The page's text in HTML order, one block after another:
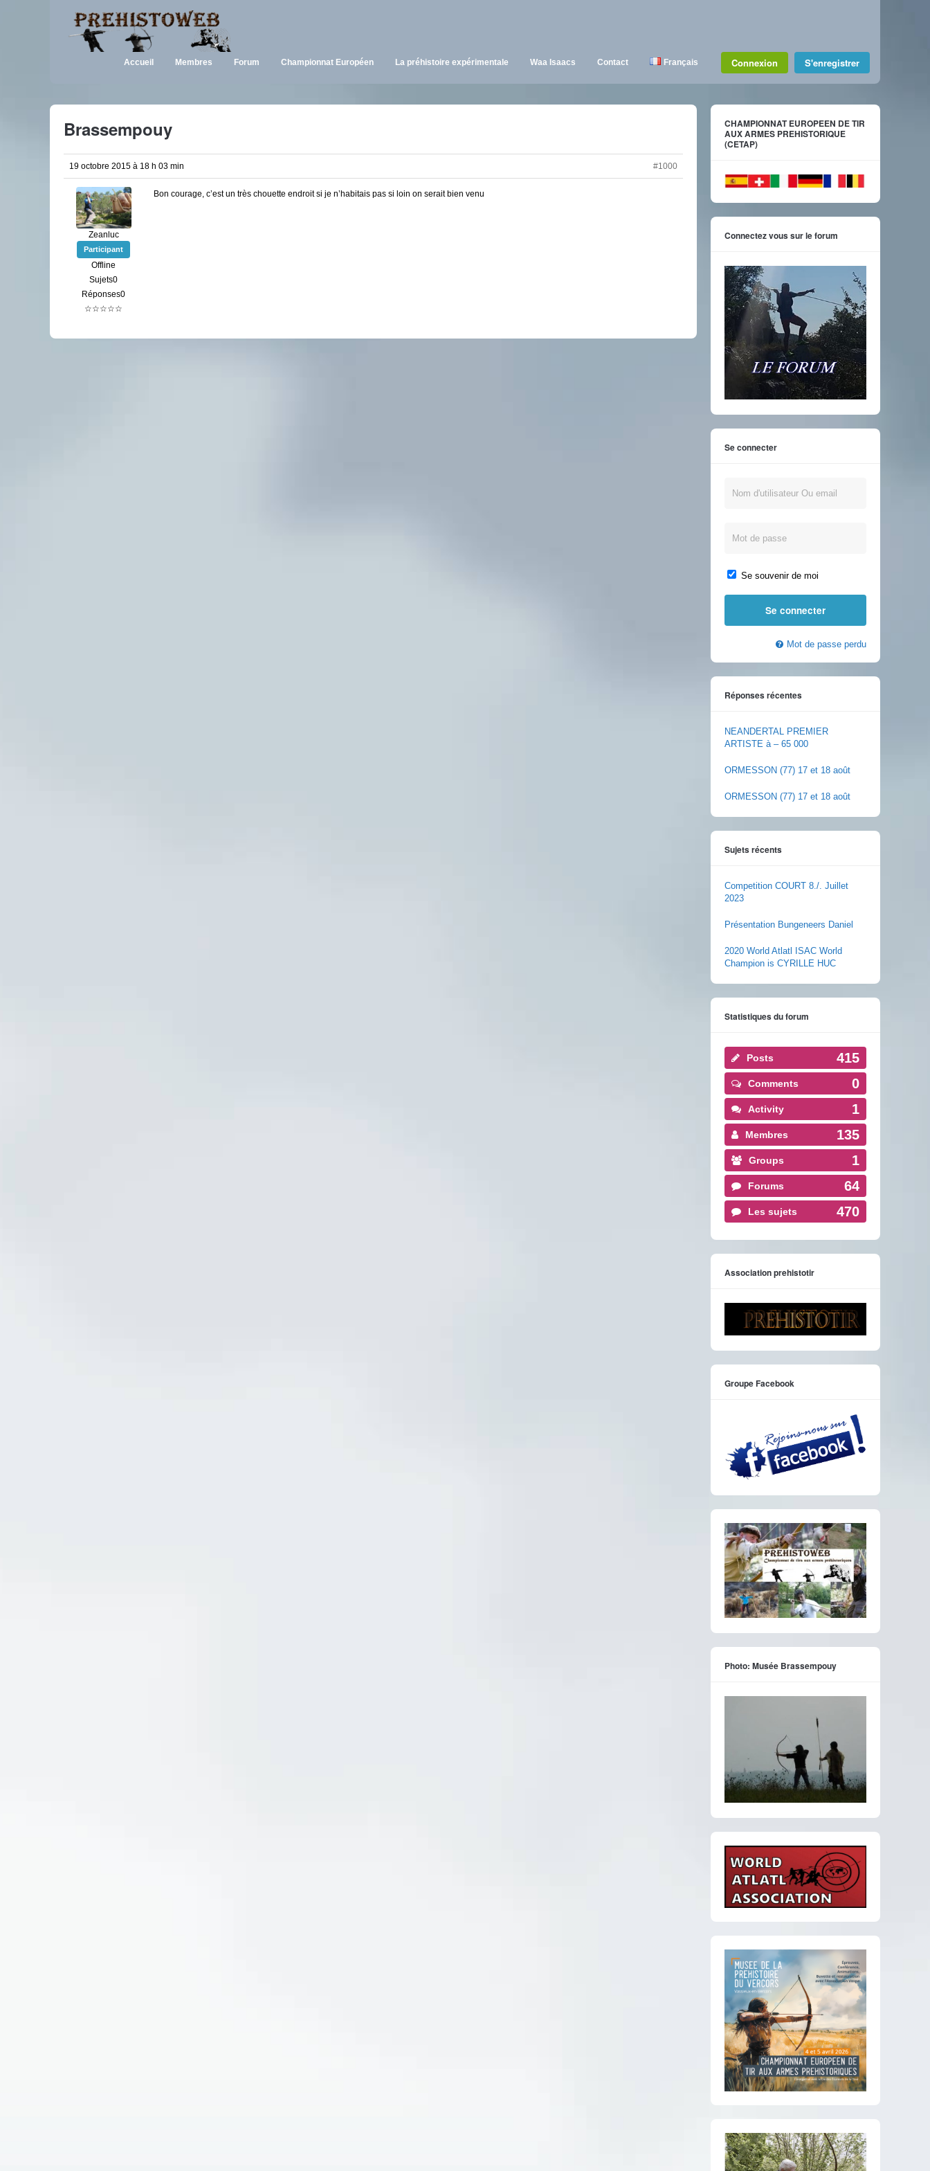
Accueil Membres Forum Championnat Européen La préhistoire expérimentale Waa Isaacs Contact Français Connexion S'enregistrer
Brassempouy
19 octobre 2015 à 18 h 03 min #1000
Zeanluc
Participant
Offline
Sujets0
Réponses0
☆☆☆☆☆
Bon courage, c’est un très chouette endroit si je n’habitais pas si loin on serait bien venu
CHAMPIONNAT EUROPEEN DE TIR
AUX ARMES PREHISTORIQUE
(CETAP)
Connectez vous sur le forum
Se connecter
Se souvenir de moi
Mot de passe perdu
Réponses récentes
NEANDERTAL PREMIER
ARTISTE à – 65 000
ORMESSON (77) 17 et 18 août
ORMESSON (77) 17 et 18 août
Sujets récents
Competition COURT 8./. Juillet
2023
Présentation Bungeneers Daniel
2020 World Atlatl ISAC World
Champion is CYRILLE HUC
Statistiques du forum
Posts 415
Comments 0
Activity 1
Membres 135
Groups 1
Forums 64
Les sujets 470
Association prehistotir
Groupe Facebook
Photo: Musée Brassempouy